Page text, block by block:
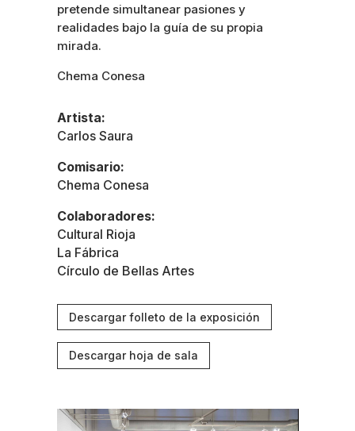
pretende simultanear pasiones y
realidades bajo la guía de su propia
mirada.
Chema Conesa
Artista:
Carlos Saura
Comisario:
Chema Conesa
Colaboradores:
Cultural Rioja
La Fábrica
Círculo de Bellas Artes
Descargar folleto de la exposición
Descargar hoja de sala